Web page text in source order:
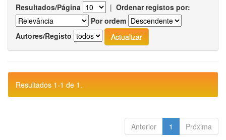
Resultados/Página | Ordenar registos por:
Por ordem
Autores/Registo
Resultados 1-1 de 1.
Anterior 1 Próxima